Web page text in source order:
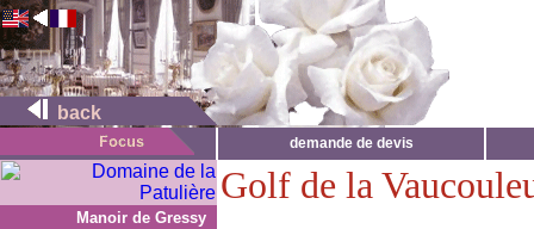
back
demande de devis
Manoir de Gressy
Golf de la